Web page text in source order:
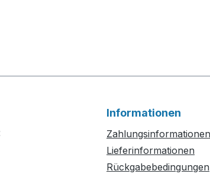
Informationen
Zahlungsinformationen
Lieferinformationen
Rückgabebedingungen